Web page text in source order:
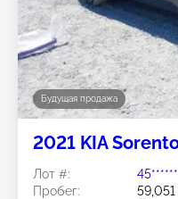
Будущая продажа
2021 KIA
Лот #:
45******
Пробег: